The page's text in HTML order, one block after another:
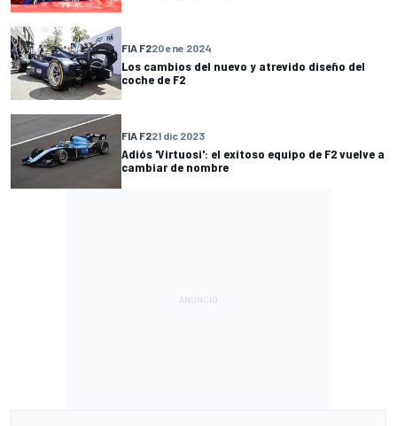
FIA F220 ene 2024
Los cambios del nuevo y atrevido diseño del
coche de F2
FIA F221 dic 2023
Adiós 'Virtuosi': el exitoso equipo de F2 vuelve a
cambiar de nombre